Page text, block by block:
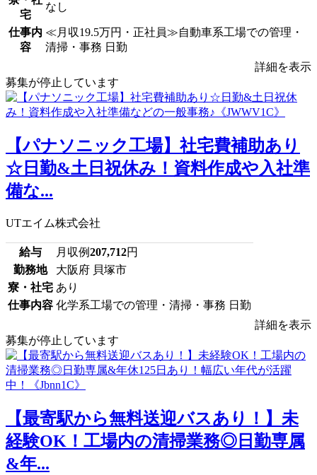
宅
なし
仕事内
容
≪月収19.5万円・正社員≫自動車系工場での管理・
清掃・事務 日勤
詳細を表示
募集が停止しています
【パナソニック工場】社宅費補助あり
☆日勤&土日祝休み！資料作成や入社準
備な...
UTエイム株式会社
給与 月収例207,712円
勤務地
大阪府 貝塚市
寮・社宅 あり
仕事内容 化学系工場での管理・清掃・事務 日勤
詳細を表示
募集が停止しています
【最寄駅から無料送迎バスあり！】未
経験OK！工場内の清掃業務◎日勤専属
&年...